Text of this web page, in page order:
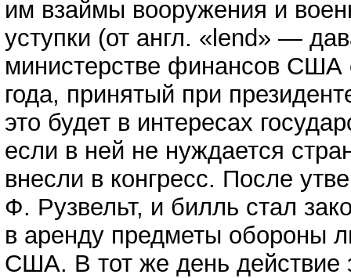
им взаймы вооружения и
уступки (от англ. «lend» —
министерстве финансов США
года, принятый при
это будет в интересах
если в ней не нуждается
внесли в конгресс. После
Ф. Рузвельт, и билль стал
в аренду предметы обороны
США. В тот же день действие